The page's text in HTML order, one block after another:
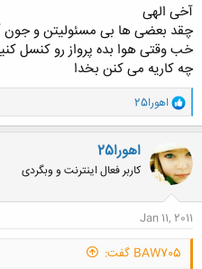
آخی الهی
چقد بعضی ها بی مسئولیتن و جون
خب وقتی هوا بده پرواز رو کنسل
چه کاریه می کنن بخدا
و
ا
ک
ش
ه
ا
اهورا25
اهورا25
کاربر فعال اینترنت و وبگردی
Jan 11, 2011
BAW705 گفت: